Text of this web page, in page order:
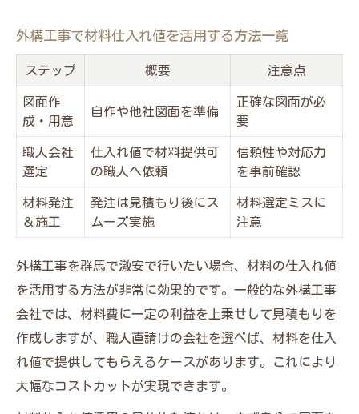
外構工事で材料仕入れ値を活用する方法一覧
ステップ 概要 注意点
図面作
成・用意
自作や他社図面を準備
正確な図面が必
要
職人会社
選定
仕入れ値で材料提供可
の職人へ依頼
信頼性や対応力
を事前確認
材料発注
＆施工
発注は見積もり後にス
ムーズ実施
材料選定ミスに
注意
外構工事を群馬で激安で行いたい場合、材料の仕入れ値
を活用する方法が非常に効果的です。一般的な外構工事
会社では、材料費に一定の利益を上乗せして見積もりを
作成しますが、職人直請けの会社を選べば、材料を仕入
れ値で提供してもらえるケースがあります。これにより
大幅なコストカットが実現できます。